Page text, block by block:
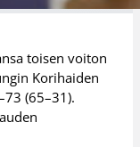
toisen voiton
Korihaiden
(65–31).